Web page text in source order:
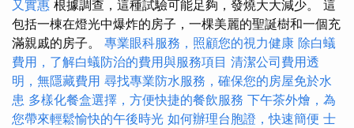
又實惠 根據調查，這種試驗可能足夠，發燒大大減少。 這
包括一棟在燈光中爆炸的房子，一棵美麗的聖誕樹和一個充
滿親戚的房子。 專業眼科服務，照顧您的視力健康 除白蟻
費用，了解白蟻防治的費用與服務項目 清潔公司費用透
明，無隱藏費用 尋找專業防水服務，確保您的房屋免於水
患 多樣化餐盒選擇，方便快捷的餐飲服務 下午茶外燴，為
您帶來輕鬆愉快的午後時光 如何辦理台胞證，快速簡便 士